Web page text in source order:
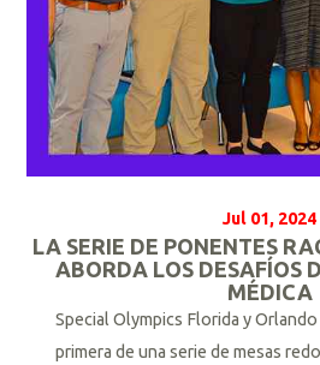
Jul 01, 2024
LA SERIE DE PONENTES
ABORDA LOS DESAFÍOS
MÉDICA
Special Olympics Florida y
primera de una serie de mesas